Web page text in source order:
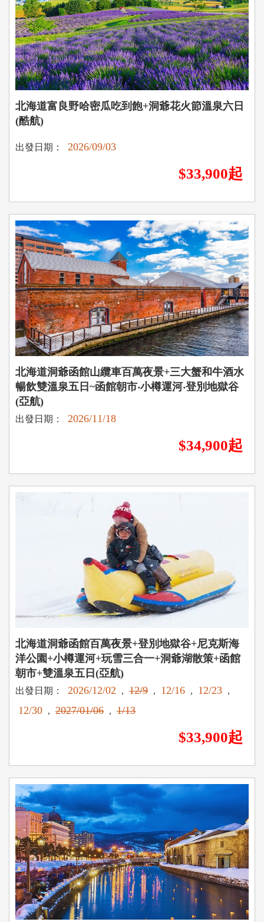
北海道富良野哈密瓜吃到飽+洞爺花火節溫泉六日
(酷航)
出發日期： 2026/09/03
$33,900起
北海道洞爺函館山纜車百萬夜景+三大蟹和牛酒水
暢飲雙溫泉五日~函館朝市‧小樽運河‧登別地獄谷
(亞航)
出發日期： 2026/11/18
$34,900起
北海道洞爺函館百萬夜景+登別地獄谷+尼克斯海
洋公園+小樽運河+玩雪三合一+洞爺湖散策+函館
朝市+雙溫泉五日(亞航)
出發日期： 2026/12/02 , 12/9 , 12/16 , 12/23 ,
12/30 , 2027/01/06 , 1/13
$33,900起